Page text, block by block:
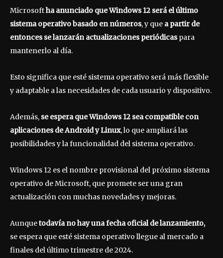
Microsoftha anunciado que Windows 12 será el último
sistema operativo basado en números, y que a partir de
entonces se lanzarán actualizaciones periódicaspara
mantenerlo al día.
Esto significa que esté sistema operativo será más flexible
y adaptable a las necesidades de cada usuario y dispositivo.
Además, se espera que Windows 12 sea compatible con
aplicaciones de Android y Linux, lo que ampliará las
posibilidades y la funcionalidad del sistema operativo.
Windows 12 es el nombre provisional del próximo sistema
operativo de Microsoft, que promete ser una gran
actualización con muchas novedades y mejoras.
Aunquetodavía no hay una fecha oficial de lanzamiento,
se espera que esté sistema operativo llegue al mercado a
finales del último trimestre de 2024.